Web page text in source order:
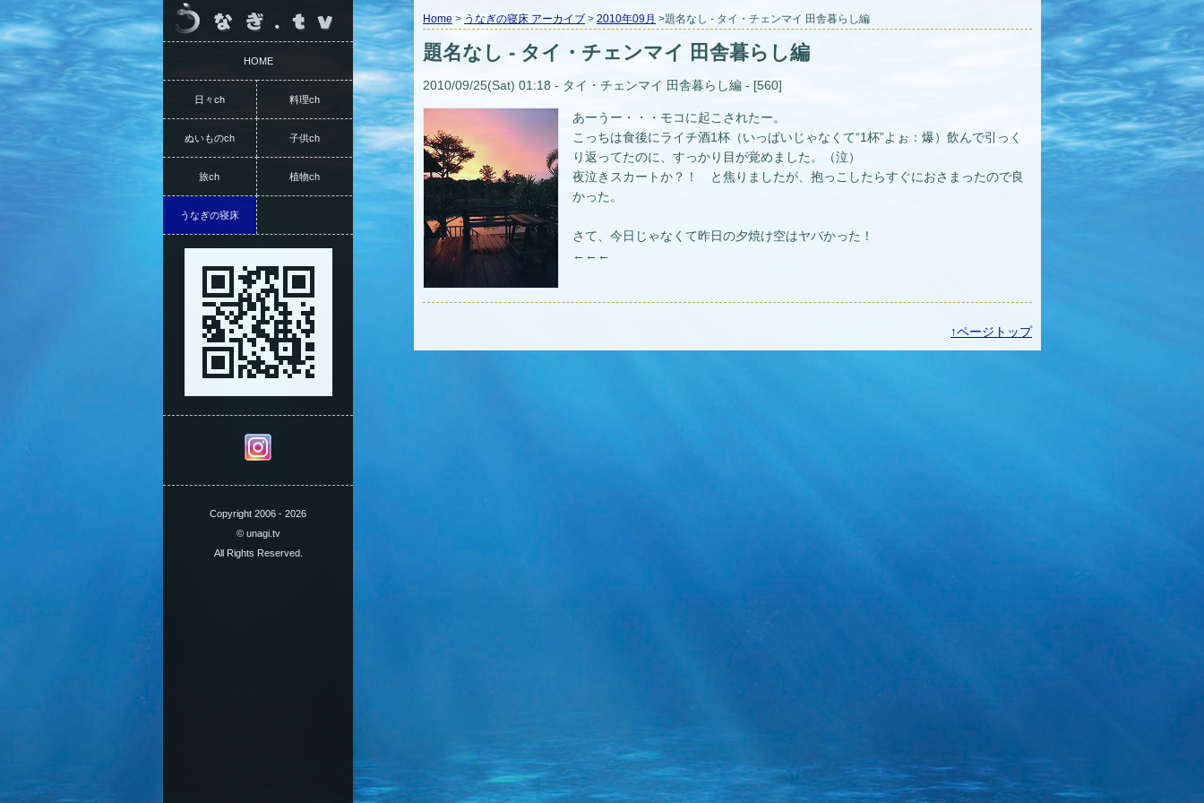
Home > うなぎの寝床 アーカイブ > 2010年09月 >題名なし - タイ・チェンマイ 田舎暮らし編
題名なし - タイ・チェンマイ 田舎暮らし編
2010/09/25(Sat) 01:18 - タイ・チェンマイ 田舎暮らし編 - [560]
あーうー・・・モコに起こされたー。
こっちは食後にライチ酒1杯（いっぱいじゃなくて“1杯”よぉ：爆）飲んで引っく
り返ってたのに、すっかり目が覚めました。（泣）
夜泣きスカートか？！ と焦りましたが、抱っこしたらすぐにおさまったので良
かった。
さて、今日じゃなくて昨日の夕焼け空はヤバかった！
←←←
↑ページトップ
HOME
日々ch 料理ch
ぬいものch 子供ch
旅ch 植物ch
うなぎの寝床
Copyright 2006 - 2026
© unagi.tv
All Rights Reserved.